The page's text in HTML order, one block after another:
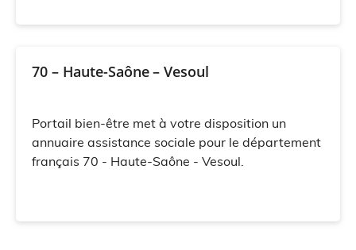
70 – Haute-Saône – Vesoul
Portail bien-être met à votre disposition un
annuaire assistance sociale pour le département
français 70 - Haute-Saône - Vesoul.